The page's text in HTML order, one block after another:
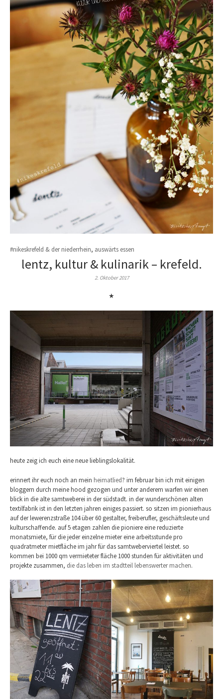
#nikeskrefeld & der niederrhein, auswärts essen
lentz, kultur & kulinarik – krefeld.
2. Oktober 2017
★
heute zeig ich euch eine neue lieblingslokalität.
erinnert ihr euch noch an mein heimatlied? im februar bin ich mit einigen
bloggern durch meine hood gezogen und unter anderem warfen wir einen
blick in die alte samtweberei in der südstadt. in der wunderschönen alten
textilfabrik ist in den letzten jahren einiges passiert. so sitzen im pionierhaus
auf der lewerenzstraße 104 über 60 gestalter, freiberufler, geschäftsleute und
kulturschaffende. auf 5 etagen zahlen die pioniere eine reduzierte
monatsmiete, für die jeder einzelne mieter eine arbeitsstunde pro
quadratmeter mietfläche im jahr für das samtweberviertel leistet. so
kommen bei 1000 qm vermieteter fläche 1000 stunden für aktivitäten und
projekte zusammen, die das leben im stadtteil lebenswerter machen.